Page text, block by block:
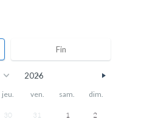
jeu. ven. sam. dim.
30 31 1 2